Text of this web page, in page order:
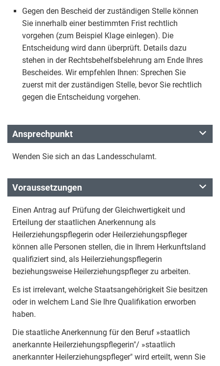
Gegen den Bescheid der zuständigen Stelle können
Sie innerhalb einer bestimmten Frist rechtlich
vorgehen (zum Beispiel Klage einlegen). Die
Entscheidung wird dann überprüft. Details dazu
stehen in der Rechtsbehelfsbelehrung am Ende Ihres
Bescheides. Wir empfehlen Ihnen: Sprechen Sie
zuerst mit der zuständigen Stelle, bevor Sie rechtlich
gegen die Entscheidung vorgehen.
Ansprechpunkt
Wenden Sie sich an das Landesschulamt.
Voraussetzungen
Einen Antrag auf Prüfung der Gleichwertigkeit und
Erteilung der staatlichen Anerkennung als
Heilerziehungspflegerin oder Heilerziehungspfleger
können alle Personen stellen, die in Ihrem Herkunftsland
qualifiziert sind, als Heilerziehungspflegerin
beziehungsweise Heilerziehungspfleger zu arbeiten.
Es ist irrelevant, welche Staatsangehörigkeit Sie besitzen
oder in welchem Land Sie Ihre Qualifikation erworben
haben.
Die staatliche Anerkennung für den Beruf »staatlich
anerkannte Heilerziehungspflegerin"/ »staatlich
anerkannter Heilerziehungspfleger" wird erteilt, wenn Sie